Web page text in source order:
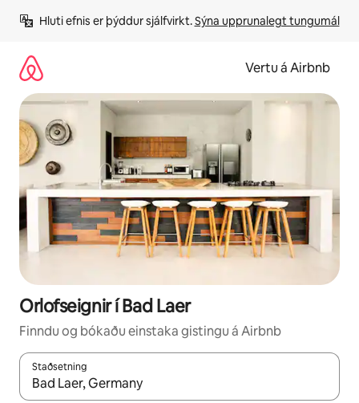
beint
Hluti efnis er þýddur sjálfvirkt. Sýna upprunalegt tungumál
Vertu á Airbnb
Orlofseignir í Bad Laer
Finndu og bókaðu einstaka gistingu á Airbnb
Staðsetning
Þegar niðurstöður liggja fyrir skaltu nota upp og niður